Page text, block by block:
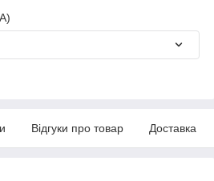
Відгуки про товар Доставка